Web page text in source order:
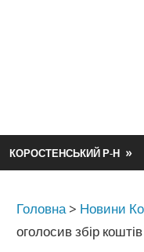
КОРОСТЕНСЬКИЙ Р-Н
Головна > Новини
оголосив збір